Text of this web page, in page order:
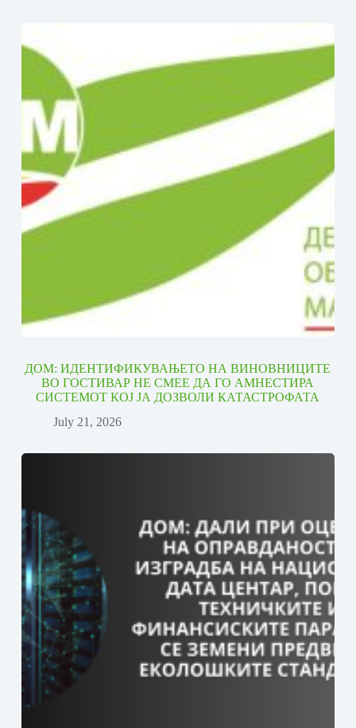
ДОМ: ИДЕНТИФИКУВАЊЕТО НА ВИНОВНИЦИТЕ
ВО ГОСТИВАР НЕ СМЕЕ ДА ГО АМНЕСТИРА
СИСТЕМОТ КОЈ ЈА ДОЗВОЛИ КАТАСТРОФАТА
July 21, 2026